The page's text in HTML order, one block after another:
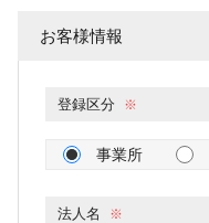
お客様情報
登録区分
事業所
法人名